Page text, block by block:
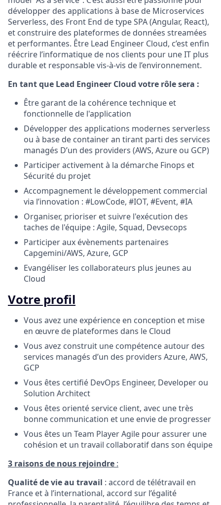
développer des applications à base de Microservices
Serverless, des Front End de type SPA (Angular, React),
et construire des plateformes de données streamées
et performantes. Être Lead Engineer Cloud, c’est enfin
réécrire l’informatique de nos clients pour une IT plus
durable et responsable vis-à-vis de l’environnement.
En tant que Lead Engineer Cloud votre rôle sera :
Être garant de la cohérence technique et
fonctionnelle de l'application
Développer des applications modernes serverless
ou à base de container an tirant parti des services
managés D’un des providers (AWS, Azure ou GCP)
Participer activement à la démarche Finops et
Sécurité du projet
Accompagnement le développement commercial
via l’innovation : #LowCode, #IOT, #Event, #IA
Organiser, prioriser et suivre l'exécution des
taches de l'équipe : Agile, Squad, Devsecops
Participer aux évènements partenaires
Capgemini/AWS, Azure, GCP
Evangéliser les collaborateurs plus jeunes au
Cloud
Votre profil
Vous avez une expérience en conception et mise
en œuvre de plateformes dans le Cloud
Vous avez construit une compétence autour des
services managés d’un des providers Azure, AWS,
GCP
Vous êtes certifié DevOps Engineer, Developer ou
Solution Architect
Vous êtes orienté service client, avec une très
bonne communication et une envie de progresser
Vous êtes un Team Player Agile pour assurer une
cohésion et un travail collaboratif dans son équipe
3 raisons de nous rejoindre :
Qualité de vie au travail : accord de télétravail en
France et à l’international, accord sur l’égalité